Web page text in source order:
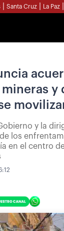
Santa Cruz La Paz
y
y la
los
en el centro